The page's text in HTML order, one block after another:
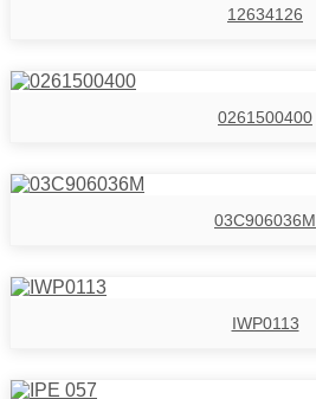
12634126
0261500400
03C906036M
IWP0113